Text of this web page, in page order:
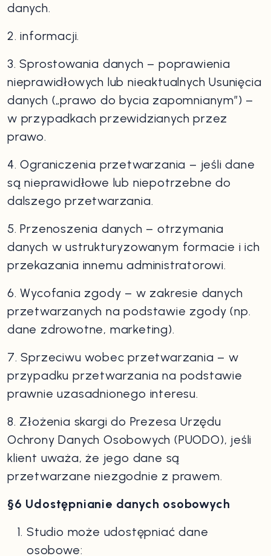
danych.
2. informacji.
3. Sprostowania danych – poprawienia
nieprawidłowych lub nieaktualnych Usunięcia
danych („prawo do bycia zapomnianym”) –
w przypadkach przewidzianych przez
prawo.
4. Ograniczenia przetwarzania – jeśli dane
są nieprawidłowe lub niepotrzebne do
dalszego przetwarzania.
5. Przenoszenia danych – otrzymania
danych w ustrukturyzowanym formacie i ich
przekazania innemu administratorowi.
6. Wycofania zgody – w zakresie danych
przetwarzanych na podstawie zgody (np.
dane zdrowotne, marketing).
7. Sprzeciwu wobec przetwarzania – w
przypadku przetwarzania na podstawie
prawnie uzasadnionego interesu.
8. Złożenia skargi do Prezesa Urzędu
Ochrony Danych Osobowych (PUODO), jeśli
klient uważa, że jego dane są
przetwarzane niezgodnie z prawem.
§6 Udostępnianie danych osobowych
Studio może udostępniać dane
osobowe: